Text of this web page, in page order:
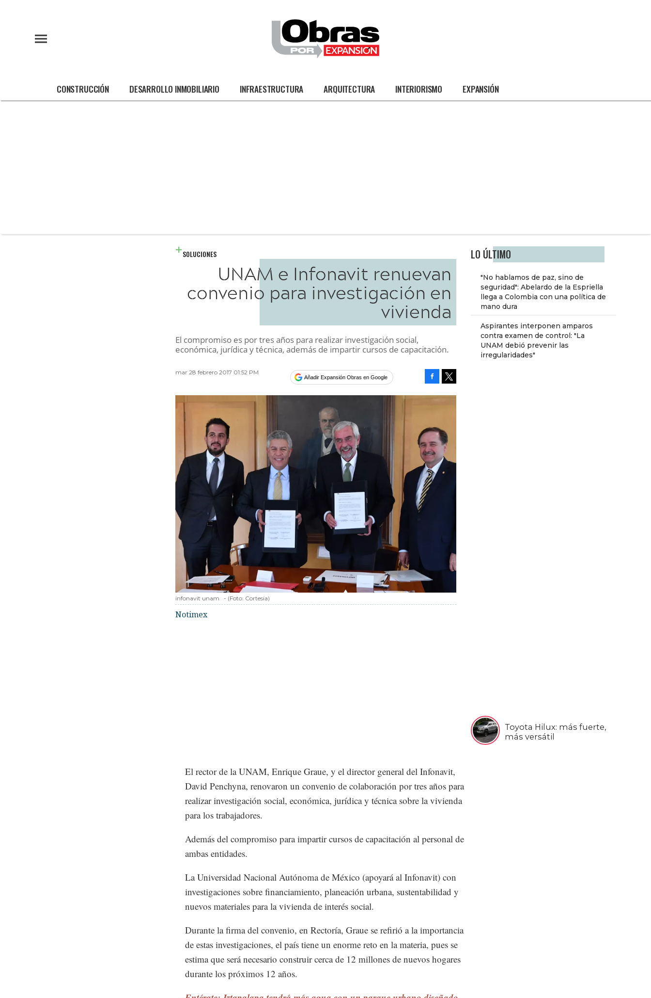
CONSTRUCCIÓN DESARROLLO INMOBILIARIO INFRAESTRUCTURA ARQUITECTURA INTERIORISMO EXPANSIÓN
LO ÚLTIMO
"No hablamos de paz, sino de
seguridad": Abelardo de la Espriella
llega a Colombia con una política de
mano dura
Aspirantes interponen amparos
contra examen de control: "La
UNAM debió prevenir las
irregularidades"
Toyota Hilux: más fuerte,
más versátil
SOLUCIONES
UNAM e Infonavit renuevan
convenio para investigación en
vivienda
El compromiso es por tres años para realizar investigación social,
económica, jurídica y técnica, además de impartir cursos de capacitación.
mar 28 febrero 2017 01:52 PM
Añadir Expansión Obras en Google
infonavit unam - (Foto: Cortesía)
Notimex
El rector de la UNAM, Enrique Graue, y el director general del Infonavit,
David Penchyna, renovaron un convenio de colaboración por tres años para
realizar investigación social, económica, jurídica y técnica sobre la vivienda
para los trabajadores.
Además del compromiso para impartir cursos de capacitación al personal de
ambas entidades.
La Universidad Nacional Autónoma de México (apoyará al Infonavit) con
investigaciones sobre financiamiento, planeación urbana, sustentabilidad y
nuevos materiales para la vivienda de interés social.
Durante la firma del convenio, en Rectoría, Graue se refirió a la importancia
de estas investigaciones, el país tiene un enorme reto en la materia, pues se
estima que será necesario construir cerca de 12 millones de nuevos hogares
durante los próximos 12 años.